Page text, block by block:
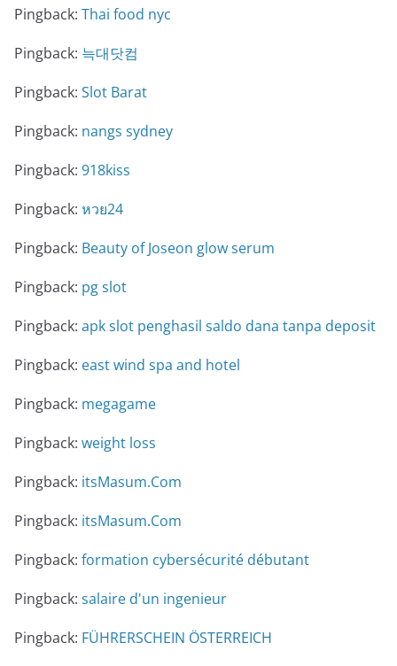
Pingback: Thai food nyc
Pingback: 늑대닷컴
Pingback: Slot Barat
Pingback: nangs sydney
Pingback: 918kiss
Pingback: หวย24
Pingback: Beauty of Joseon glow serum
Pingback: pg slot
Pingback: apk slot penghasil saldo dana tanpa deposit
Pingback: east wind spa and hotel
Pingback: megagame
Pingback: weight loss
Pingback: itsMasum.Com
Pingback: itsMasum.Com
Pingback: formation cybersécurité débutant
Pingback: salaire d'un ingenieur
Pingback: FÜHRERSCHEIN ÖSTERREICH